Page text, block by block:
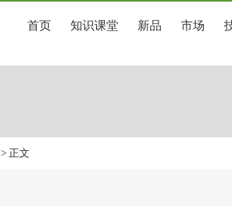
首页 知识课堂 新品 市场
> 正文